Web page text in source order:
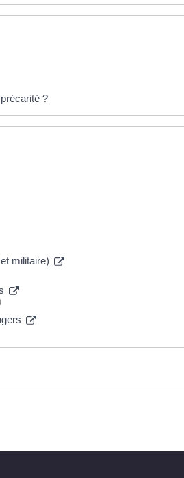
?
militaire)